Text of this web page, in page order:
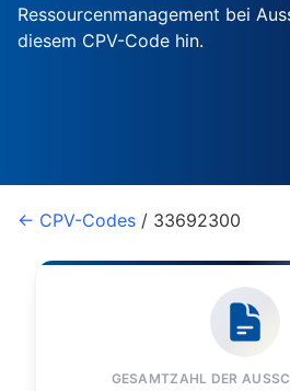
Ressourcenmanagement bei
diesem CPV-Code hin.
← CPV-Codes / 33692300
GESAMTZAHL DER